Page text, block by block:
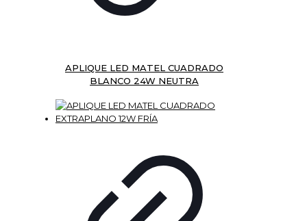
APLIQUE LED MATEL CUADRADO
BLANCO 24W NEUTRA